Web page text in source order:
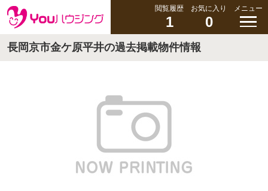
閲覧履歴
1
お気に入り
0
メニュー
長岡京市金ケ原平井の過去掲載物件情報